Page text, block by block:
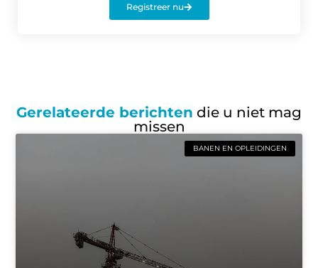
Registreer nu
Gerelateerde berichten die u niet mag
missen
BANEN EN OPLEIDINGEN